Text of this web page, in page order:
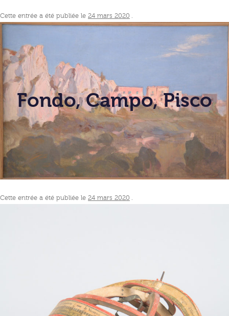
Cette entrée a été publiée le 24 mars 2020 .
Fondo, Campo, Pisco
Cette entrée a été publiée le 24 mars 2020 .